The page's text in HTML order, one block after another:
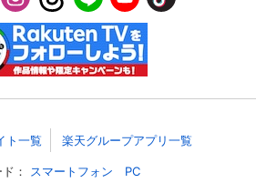
定額見放題コンテンツの解約はこちらから
可能です。
ト一覧 楽天グループアプリ一覧
： スマートフォン PC